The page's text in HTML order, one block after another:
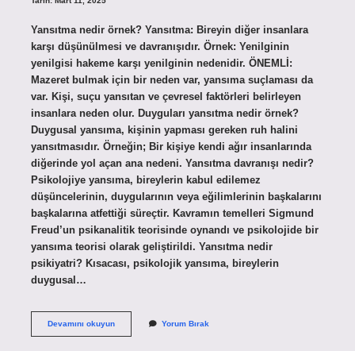
Yansıtma nedir örnek? Yansıtma: Bireyin diğer insanlara
karşı düşünülmesi ve davranışıdır. Örnek: Yenilginin
yenilgisi hakeme karşı yenilginin nedenidir. ÖNEMLİ:
Mazeret bulmak için bir neden var, yansıma suçlaması da
var. Kişi, suçu yansıtan ve çevresel faktörleri belirleyen
insanlara neden olur. Duyguları yansıtma nedir örnek?
Duygusal yansıma, kişinin yapması gereken ruh halini
yansıtmasıdır. Örneğin; Bir kişiye kendi ağır insanlarında
diğerinde yol açan ana nedeni. Yansıtma davranışı nedir?
Psikolojiye yansıma, bireylerin kabul edilemez
düşüncelerinin, duygularının veya eğilimlerinin başkalarını
başkalarına atfettiği süreçtir. Kavramın temelleri Sigmund
Freud’un psikanalitik teorisinde oynandı ve psikolojide bir
yansıma teorisi olarak geliştirildi. Yansıtma nedir
psikiyatri? Kısacası, psikolojik yansıma, bireylerin
duygusal…
Devamını okuyunYansıtma
Yorum Bırak